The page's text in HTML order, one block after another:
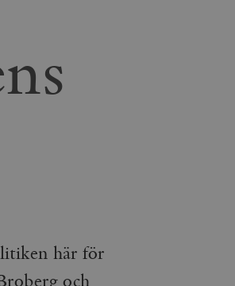
här för
och